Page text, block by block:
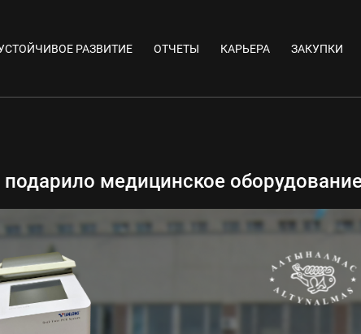
РАЗВИТИЕ ОТЧЕТЫ КАРЬЕРА ЗАКУПКИ
медицинское